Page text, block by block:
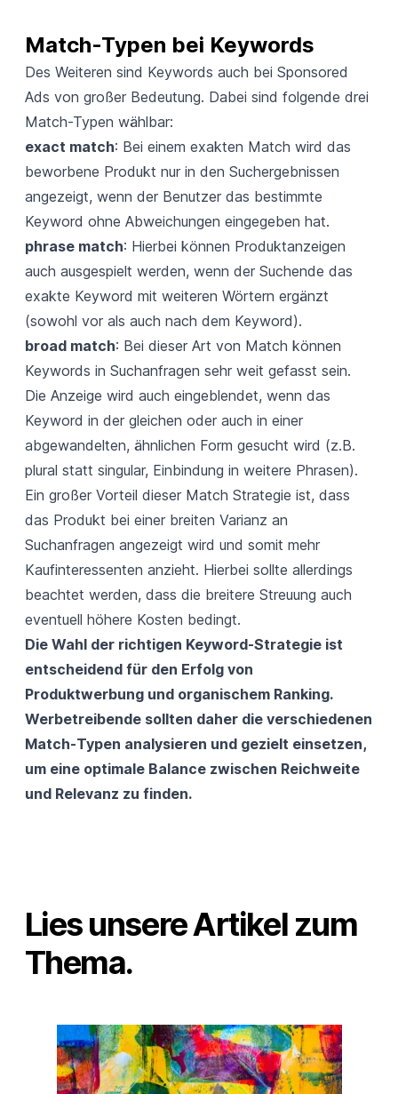
Match-Typen bei Keywords
Des Weiteren sind Keywords auch bei Sponsored
Ads von großer Bedeutung. Dabei sind folgende drei
Match-Typen wählbar:
exact match: Bei einem exakten Match wird das
beworbene Produkt nur in den Suchergebnissen
angezeigt, wenn der Benutzer das bestimmte
Keyword ohne Abweichungen eingegeben hat.
phrase match: Hierbei können Produktanzeigen
auch ausgespielt werden, wenn der Suchende das
exakte Keyword mit weiteren Wörtern ergänzt
(sowohl vor als auch nach dem Keyword).
broad match: Bei dieser Art von Match können
Keywords in Suchanfragen sehr weit gefasst sein.
Die Anzeige wird auch eingeblendet, wenn das
Keyword in der gleichen oder auch in einer
abgewandelten, ähnlichen Form gesucht wird (z.B.
plural statt singular, Einbindung in weitere Phrasen).
Ein großer Vorteil dieser Match Strategie ist, dass
das Produkt bei einer breiten Varianz an
Suchanfragen angezeigt wird und somit mehr
Kaufinteressenten anzieht. Hierbei sollte allerdings
beachtet werden, dass die breitere Streuung auch
eventuell höhere Kosten bedingt.
Die Wahl der richtigen Keyword-Strategie ist
entscheidend für den Erfolg von
Produktwerbung und organischem Ranking.
Werbetreibende sollten daher die verschiedenen
Match-Typen analysieren und gezielt einsetzen,
um eine optimale Balance zwischen Reichweite
und Relevanz zu finden.
Lies unsere Artikel zum
Thema.